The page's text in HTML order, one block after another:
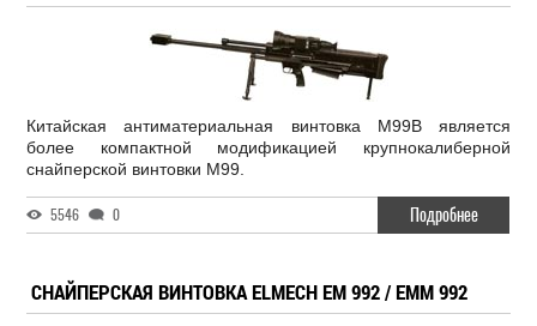
Китайская антиматериальная винтовка M99B является
более компактной модификацией крупнокалиберной
снайперской винтовки М99.
5546 0 Подробнее
СНАЙПЕРСКАЯ ВИНТОВКА ELMECH EM 992 / EMM 992